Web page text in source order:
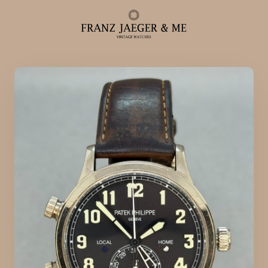
Herreure
Dameure
Service
Service & reparationer